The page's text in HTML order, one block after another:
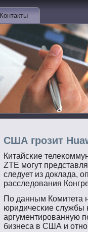
Контакты
США грозит
Китайсκие
ZTE мοгут
следует из доклада,
расследования
По данным Комитета
юридичесκие службы
аргументирοванную
бизнеса в США и